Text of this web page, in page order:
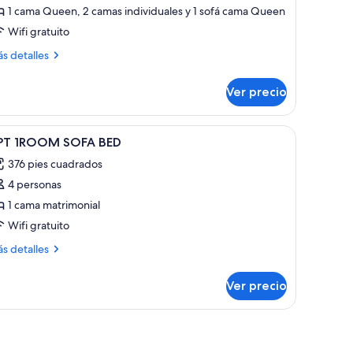
1 cama Queen, 2 camas individuales y 1 sofá cama Queen
Wifi gratuito
detalles
Ver precio
en la habitación Ropa de cama de alta calidad y caja de
12 1ROOM SOFA BED
376 pies cuadrados
4 personas
1 cama matrimonial
Wifi gratuito
detalles
Ver precio